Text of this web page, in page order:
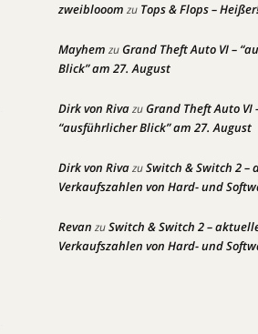
zweiblooom zu Tops & Flops –
Mayhem zuGrand Theft Auto VI –
Blick” am 27. August
Dirk von RivazuGrand Theft Auto VI
“ausführlicher Blick” am 27. August
Dirk von RivazuSwitch & Switch 2 –
Verkaufszahlen von Hard- und
Revan zuSwitch & Switch 2 –
Verkaufszahlen von Hard- und